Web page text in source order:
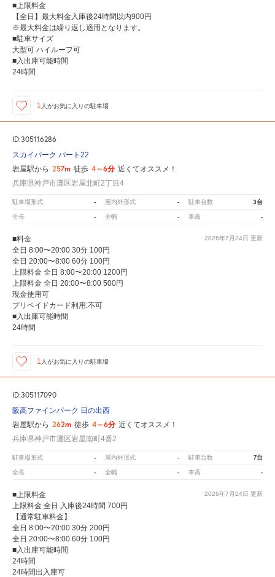
■上限料金
【全日】最大料金入庫後24時間以内900円
※最大料金は繰り返し適用となります。
■駐車サイズ
大型可 ハイルーフ可
■入出庫可能時間
24時間
1 人がお気に入りの駐車場
ID:305116286
スカイパーク パート22
岩屋駅から 257m 徒歩 4～6分 近くてオススメ！
兵庫県神戸市灘区岩屋北町2丁目4
駐車場形式 - 屋内外形式 - 駐車台数 3台
全長 - 全幅 - 車高 -
2026年7月24日 更新
■料金
全日 8:00〜20:00 30分 100円
全日 20:00〜8:00 60分 100円
上限料金 全日 8:00〜20:00 1200円
上限料金 全日 20:00〜8:00 500円
現金使用可
プリペイドカード利用:不可
■入出庫可能時間
24時間
1 人がお気に入りの駐車場
ID:305117090
阪高ファインパーク 日の出西
岩屋駅から 262m 徒歩 4～6分 近くてオススメ！
兵庫県神戸市灘区岩屋南町4番2
駐車場形式 - 屋内外形式 - 駐車台数 7台
全長 - 全幅 - 車高 -
2026年7月24日 更新
■上限料金
上限料金 全日 入庫後24時間 700円
【通常駐車料金】
全日 8:00〜20:00 30分 200円
全日 20:00〜8:00 60分 100円
■入出庫可能時間
24時間
24時間出入庫可